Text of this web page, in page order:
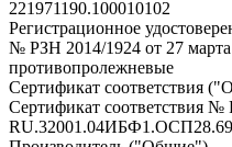
221971190.100010102
Регистрационное
№ РЗН 2014/1924 от 27
противопролежневые
Сертификат соответствия
Сертификат соответствия